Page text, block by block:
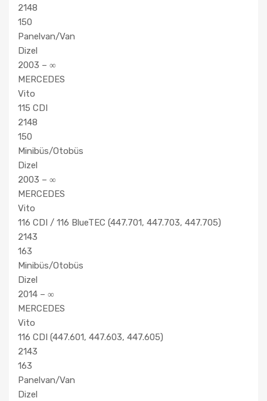
2148
150
Panelvan/Van
Dizel
2003 – ∞
MERCEDES
Vito
115 CDI
2148
150
Minibüs/Otobüs
Dizel
2003 – ∞
MERCEDES
Vito
116 CDI / 116 BlueTEC (447.701, 447.703, 447.705)
2143
163
Minibüs/Otobüs
Dizel
2014 – ∞
MERCEDES
Vito
116 CDI (447.601, 447.603, 447.605)
2143
163
Panelvan/Van
Dizel